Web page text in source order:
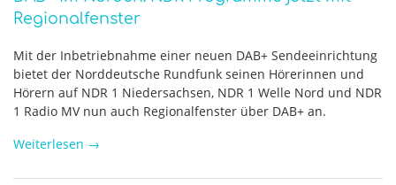
Regionalfenster
Mit der Inbetriebnahme einer neuen DAB+ Sendeeinrichtung
bietet der Norddeutsche Rundfunk seinen Hörerinnen und
Hörern auf NDR 1 Niedersachsen, NDR 1 Welle Nord und NDR
1 Radio MV nun auch Regionalfenster über DAB+ an.
Weiterlesen →